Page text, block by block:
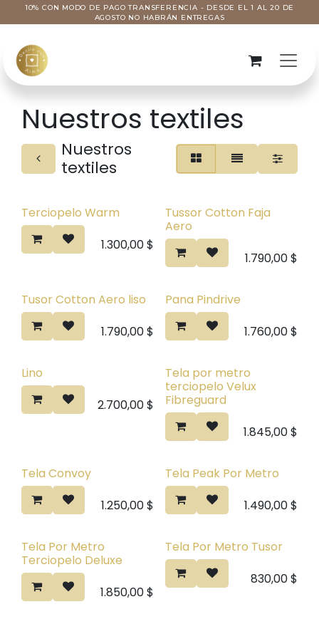
Ir al contenido
10% CON MODO DE PAGO TRANSFERENCIA - DESDE EL 1 AL 20 DE
AGOSTO NO HABRÁN ENTREGAS
Nuestros textiles
Nuestros
textiles
Terciopelo Warm
1.300,00$
Tussor Cotton Faja
Aero
1.790,00$
Tusor Cotton Aero liso
1.790,00$
Pana Pindrive
1.760,00$
Lino
2.700,00$
New In
Tela por metro
terciopelo Velux
Fibreguard
1.845,00$
Novedad
Tela Convoy
1.250,00$ Novedad
Tela Peak Por Metro
1.490,00$
Novedad
Tela Por Metro
Terciopelo Deluxe
1.850,00$
Tela Por Metro Tusor
830,00$